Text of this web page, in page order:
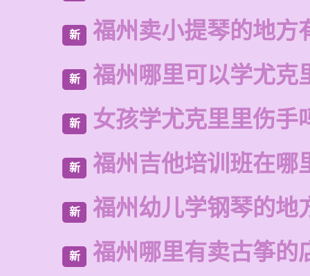
新 福州卖小提琴的地方
新 福州哪里可以学尤克
新 女孩学尤克里里伤手
新 福州吉他培训班在哪
新 福州幼儿学钢琴的地
新 福州哪里有卖古筝的